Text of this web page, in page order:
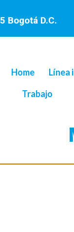
Bogotá D.C.
Home Línea
Trabajo